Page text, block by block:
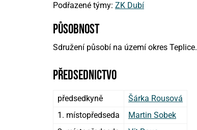
Podřazené týmy: ZK Dubí
působnost
Sdružení působí na území okres Teplice.
předsednictvo
předsedkyně
Šárka Rousová
1. místopředseda
Martin Sobek